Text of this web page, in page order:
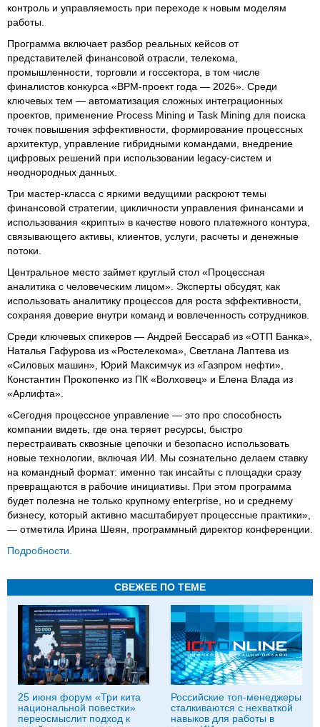
контроль и управляемость при переходе к новым моделям
работы.
Программа включает разбор реальных кейсов от
представителей финансовой отрасли, телекома,
промышленности, торговли и госсектора, в том числе
финалистов конкурса «BPM-проект года — 2026». Среди
ключевых тем — автоматизация сложных интеграционных
проектов, применение Process Mining и Task Mining для поиска
точек повышения эффективности, формирование процессных
архитектур, управление гибридными командами, внедрение
цифровых решений при использовании legacy-систем и
неоднородных данных.
Три мастер-класса с яркими ведущими раскроют темы
финансовой стратегии, цикличности управления финансами и
использования «крипты» в качестве нового платежного контура,
связывающего активы, клиентов, услуги, расчеты и денежные
потоки.
Центральное место займет круглый стол «Процессная
аналитика с человеческим лицом». Эксперты обсудят, как
использовать аналитику процессов для роста эффективности,
сохраняя доверие внутри команд и вовлеченность сотрудников.
Среди ключевых спикеров — Андрей Бессараб из «ОТП Банка»,
Наталья Гафурова из «Ростелекома», Светлана Лаптева из
«Силовых машин», Юрий Максимчук из «Газпром нефти»,
Константин Прокопенко из ПК «Волховец» и Елена Влада из
«Арлифта».
«Сегодня процессное управление — это про способность
компании видеть, где она теряет ресурсы, быстро
перестраивать сквозные цепочки и безопасно использовать
новые технологии, включая ИИ. Мы сознательно делаем ставку
на командный формат: именно так инсайты с площадки сразу
превращаются в рабочие инициативы. При этом программа
будет полезна не только крупному enterprise, но и среднему
бизнесу, который активно масштабирует процессные практики»,
— отметила Ирина Шеян, программный директор конференции.
Подробности.
СВЕЖЕЕ ПО ТЕМЕ
25 июня форум «Три кита
национальной повестки»
переосмыслит подход к
Российские топ-менеджеры
сталкиваются с нехваткой
навыков для работы в